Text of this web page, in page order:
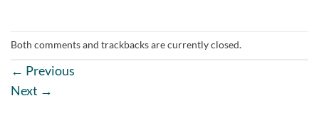
Both comments and trackbacks are currently closed.
← Previous
Next →